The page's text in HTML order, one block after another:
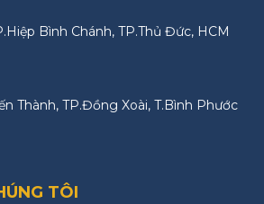
Bình Chánh, TP.Thủ Đức, HCM
Thành, TP.Đồng Xoài, T.Bình Phước
TÔI